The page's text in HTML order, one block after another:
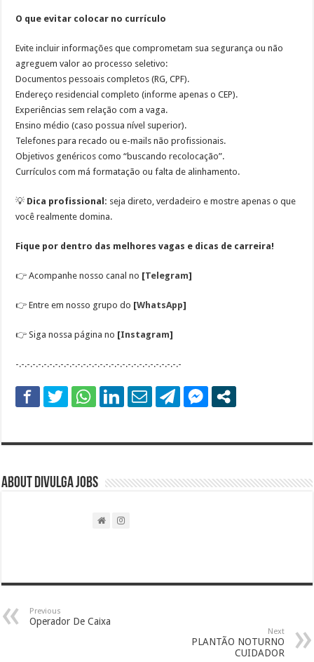
O que evitar colocar no currículo
Evite incluir informações que comprometam sua segurança ou não
agreguem valor ao processo seletivo:
Documentos pessoais completos (RG, CPF).
Endereço residencial completo (informe apenas o CEP).
Experiências sem relação com a vaga.
Ensino médio (caso possua nível superior).
Telefones para recado ou e-mails não profissionais.
Objetivos genéricos como “buscando recolocação”.
Currículos com má formatação ou falta de alinhamento.
💡 Dica profissional: seja direto, verdadeiro e mostre apenas o que
você realmente domina.
Fique por dentro das melhores vagas e dicas de carreira!
👉 Acompanhe nosso canal no [Telegram]
👉 Entre em nosso grupo do [WhatsApp]
👉 Siga nossa página no [Instagram]
-.-.-.-.-.-.-.-.-.-.-.-.-.-.-.-.-.-.-.-.-.-.-.-.-.-.-.-.-.-
About DIVULGA JOBS
Previous
Operador De Caixa
Next
PLANTÃO NOTURNO
CUIDADOR